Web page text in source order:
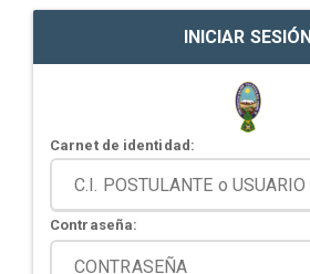
INICIAR SESIÓN
Carnet de identidad:
Contraseña: